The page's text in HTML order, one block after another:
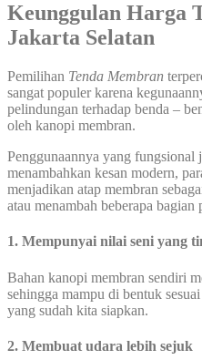
Keunggulan Harga
Jakarta Selatan
Pemilihan Tenda Membran
sangat populer karena
pelindungan terhadap benda –
oleh kanopi membran.
Penggunaannya yang fungsional
menambahkan kesan modern,
menjadikan atap membran
atau menambah beberapa bagian
1. Mempunyai nilai seni yang
Bahan kanopi membran sendiri
sehingga mampu di bentuk
yang sudah kita siapkan.
2. Membuat udara lebih sejuk